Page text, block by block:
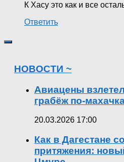
К Хасу это как и все
Ответить
НОВОСТИ ~
Авиацены
грабёж по-
20.03.2026 17:00
Как в Дагестане
притяжения: